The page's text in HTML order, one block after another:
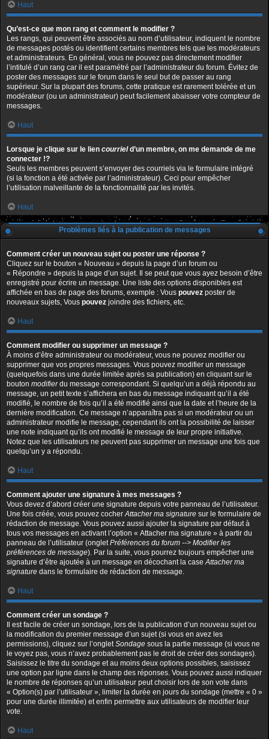
Haut
Qu’est-ce que mon rang et comment le modifier ?
Les rangs, qui peuvent être associés au nom d’utilisateur, indiquent le nombre
de messages postés ou identifient certains membres tels que les modérateurs
et administrateurs. En général, vous ne pouvez pas directement modifier
l’intitulé d’un rang car il est paramétré par l’administrateur du forum. Évitez de
poster des messages sur le forum dans le seul but de passer au rang
supérieur. Sur la plupart des forums, cette pratique est rarement tolérée et un
modérateur (ou un administrateur) peut facilement abaisser votre compteur de
messages.
Haut
Lorsque je clique sur le lien courrield’un membre, on me demande de me
connecter !?
Seuls les membres peuvent s’envoyer des courriels via le formulaire intégré
(si la fonction a été activée par l’administrateur). Ceci pour empêcher
l’utilisation malveillante de la fonctionnalité par les invités.
Haut
Problèmes liés à la publication de messages
Comment créer un nouveau sujet ou poster une réponse ?
Cliquez sur le bouton « Nouveau » depuis la page d’un forum ou
« Répondre » depuis la page d’un sujet. Il se peut que vous ayez besoin d’être
enregistré pour écrire un message. Une liste des options disponibles est
affichée en bas de page des forums, exemple : Vous pouvez poster de
nouveaux sujets, Vous pouvez joindre des fichiers, etc.
Haut
Comment modifier ou supprimer un message ?
À moins d’être administrateur ou modérateur, vous ne pouvez modifier ou
supprimer que vos propres messages. Vous pouvez modifier un message
(quelquefois dans une durée limitée après sa publication) en cliquant sur le
bouton modifierdu message correspondant. Si quelqu’un a déjà répondu au
message, un petit texte s’affichera en bas du message indiquant qu’il a été
modifié, le nombre de fois qu’il a été modifié ainsi que la date et l’heure de la
dernière modification. Ce message n’apparaîtra pas si un modérateur ou un
administrateur modifie le message, cependant ils ont la possibilité de laisser
une note indiquant qu’ils ont modifié le message de leur propre initiative.
Notez que les utilisateurs ne peuvent pas supprimer un message une fois que
quelqu’un y a répondu.
Haut
Comment ajouter une signature à mes messages ?
Vous devez d’abord créer une signature depuis votre panneau de l’utilisateur.
Une fois créée, vous pouvez cocherAttacher ma signature sur le formulaire de
rédaction de message. Vous pouvez aussi ajouter la signature par défaut à
tous vos messages en activant l’option « Attacher ma signature » à partir du
panneau de l’utilisateur (ongletPréférences du forum --> Modifier les
préférences de message). Par la suite, vous pourrez toujours empêcher une
signature d’être ajoutée à un message en décochant la caseAttacher ma
signature dans le formulaire de rédaction de message.
Haut
Comment créer un sondage ?
Il est facile de créer un sondage, lors de la publication d’un nouveau sujet ou
la modification du premier message d’un sujet (si vous en avez les
permissions), cliquez sur l’ongletSondage sous la partie message (si vous ne
le voyez pas, vous n’avez probablement pas le droit de créer des sondages).
Saisissez le titre du sondage et au moins deux options possibles, saisissez
une option par ligne dans le champ des réponses. Vous pouvez aussi indiquer
le nombre de réponses qu’un utilisateur peut choisir lors de son vote dans
« Option(s) par l’utilisateur », limiter la durée en jours du sondage (mettre « 0 »
pour une durée illimitée) et enfin permettre aux utilisateurs de modifier leur
vote.
Haut